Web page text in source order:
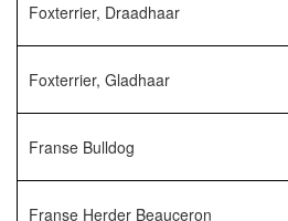
Foxterrier, Draadhaar
Foxterrier, Gladhaar
Franse Bulldog
Franse Herder Beauceron